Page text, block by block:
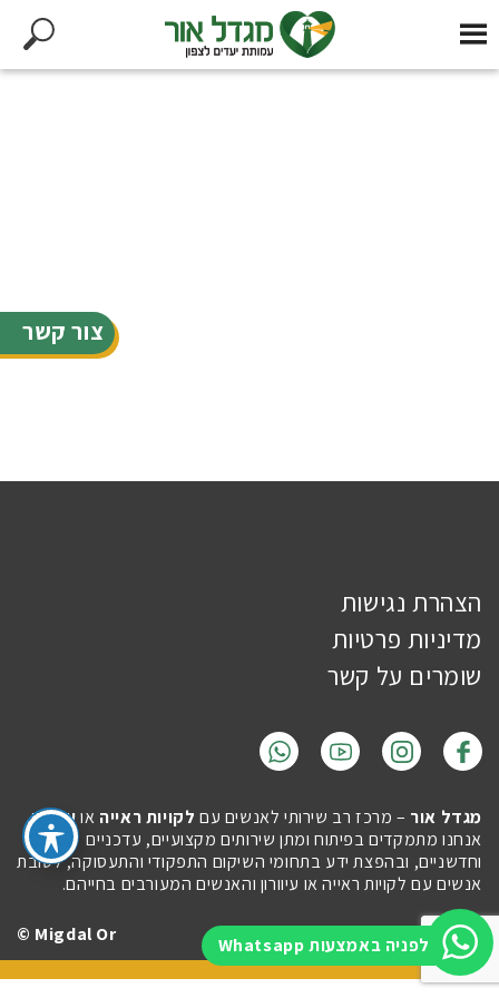
צור קשר
לפניה באמצעות Whatsapp
הצהרת נגישות
מדיניות פרטיות
שומרים על קשר
מגדל אור – מרכז רב שירותי לאנשים עם לקויות ראייה אועיוורון.
אנחנו מתמקדים בפיתוח ומתן שירותים מקצועיים, עדכניים
וחדשניים, ובהפצת ידע בתחומי השיקום התפקודי והתעסוקה, לטובת
אנשים עם לקויות ראייה או עיוורון והאנשים המעורבים בחייהם.
Imaginet
Migdal Or ©